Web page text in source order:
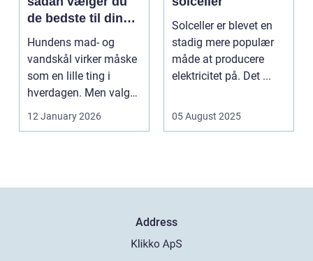
de bedste til din
hund
Hundens mad- og
vandskål virker måske
som en lille ting i
hverdagen. Men valg
12 January 2026
Solceller er blevet en
stadig mere populær
måde at producere
elektricitet på. Det ...
05 August 2025
Address